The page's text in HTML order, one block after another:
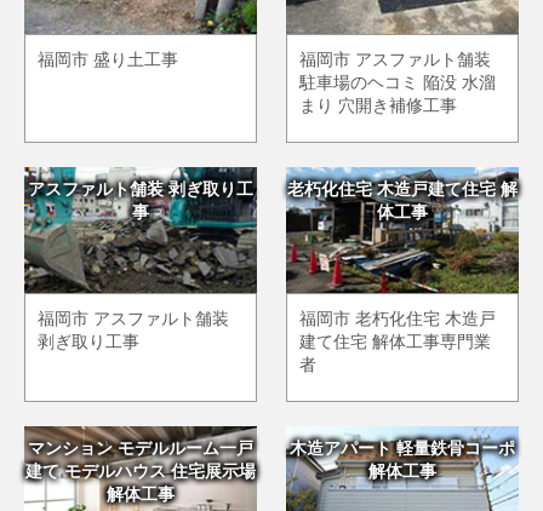
福岡市 盛り土工事
福岡市 アスファルト舗装
駐車場のヘコミ 陥没 水溜
まり 穴開き補修工事
アスファルト舗装 剥ぎ取り工
事
福岡市 アスファルト舗装
剥ぎ取り工事
老朽化住宅 木造戸建て住宅 解
体工事
福岡市 老朽化住宅 木造戸
建て住宅 解体工事専門業
者
マンション モデルルーム一戸
建て モデルハウス 住宅展示場
解体工事
木造アパート 軽量鉄骨コーポ
解体工事